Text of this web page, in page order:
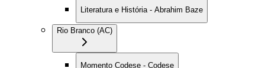
Literatura e História - Abrahim Baze
Rio Branco (AC)
Momento Codese - Codese